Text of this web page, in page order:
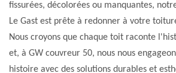
fissurées, décolorées ou manquantes,
Le Gast est prête à redonner à votre
Nous croyons que chaque toit raconte
et, à GW couvreur 50, nous nous
histoire avec des solutions durables et